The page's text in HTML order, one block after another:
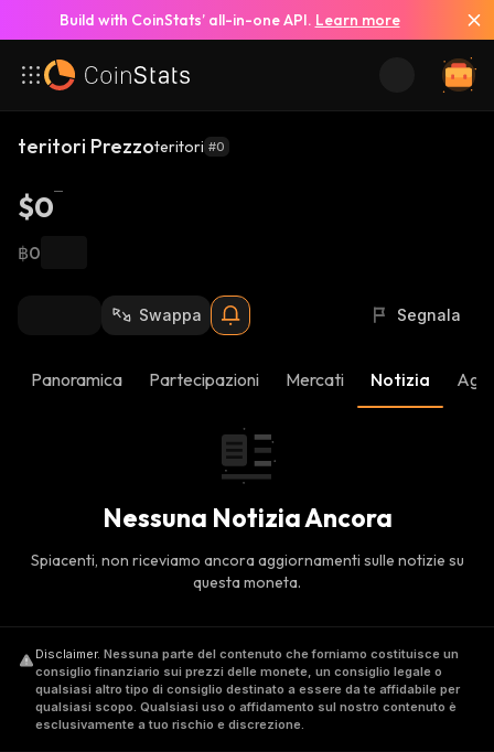
Build with CoinStats’ all-in-one API. Learn more
teritori Prezzoteritori #0
$0
฿0
Swappa Segnala
Panoramica Partecipazioni Mercati Notizia
Nessuna Notizia Ancora
Spiacenti, non riceviamo ancora aggiornamenti sulle notizie su
questa moneta.
Disclaimer. Nessuna parte del contenuto che forniamo costituisce un
consiglio finanziario sui prezzi delle monete, un consiglio legale o
qualsiasi altro tipo di consiglio destinato a essere da te affidabile per
qualsiasi scopo. Qualsiasi uso o affidamento sul nostro contenuto è
esclusivamente a tuo rischio e discrezione.